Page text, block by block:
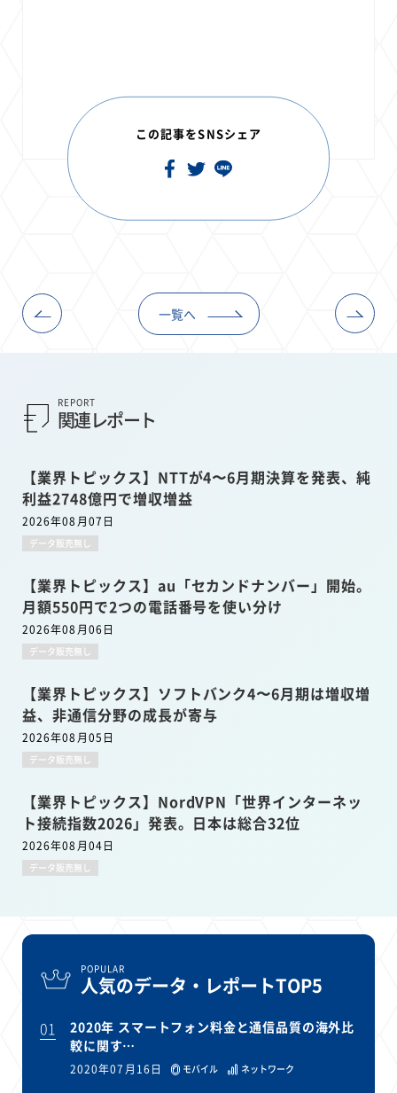
この記事をSNSシェア
一覧へ
REPORT
関連レポート
【業界トピックス】NTTが4〜6月期決算を発表、純
利益2748億円で増収増益
2026年08月07日
データ販売無し
【業界トピックス】au「セカンドナンバー」開始。
月額550円で2つの電話番号を使い分け
2026年08月06日
データ販売無し
【業界トピックス】ソフトバンク4〜6月期は増収増
益、非通信分野の成長が寄与
2026年08月05日
データ販売無し
【業界トピックス】NordVPN「世界インターネッ
ト接続指数2026」発表。日本は総合32位
2026年08月04日
データ販売無し
POPULAR
人気のデータ・レポートTOP5
01
2020年 スマートフォン料金と通信品質の海外比
較に関す…
2020年07月16日 モバイル ネットワーク